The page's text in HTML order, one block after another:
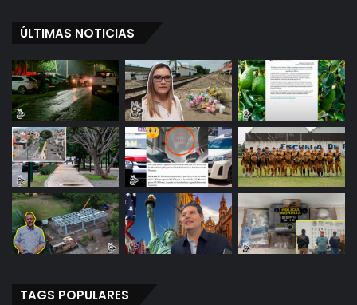
ÚLTIMAS NOTICIAS
TAGS POPULARES